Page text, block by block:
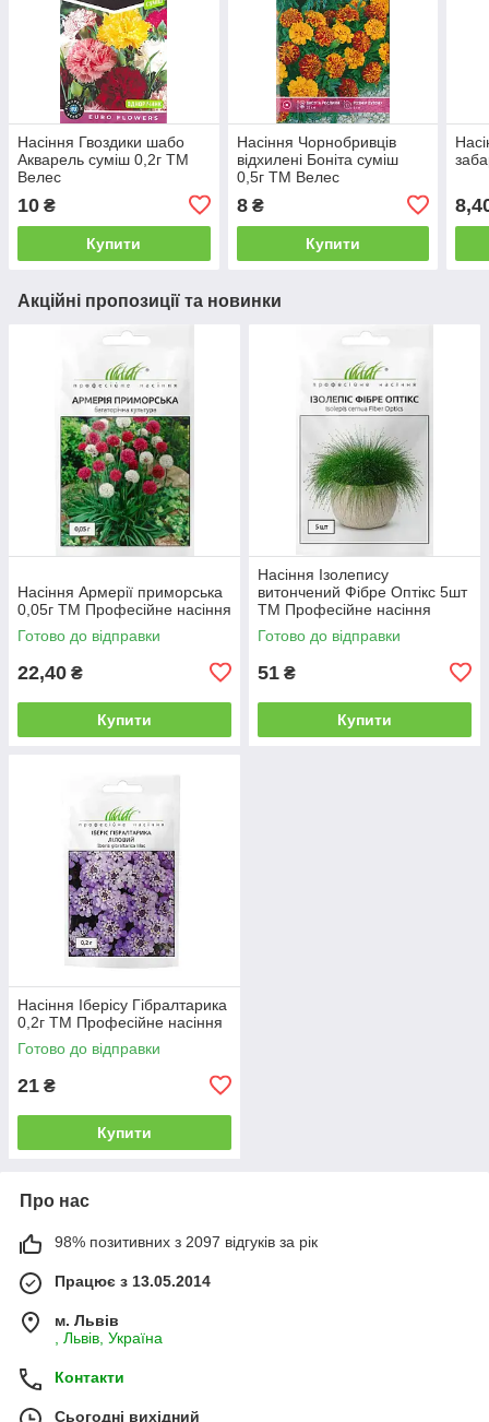
Насіння Гвоздики шабо
Акварель суміш 0,2г ТМ
Велес
10 ₴
Купити
Насіння Чорнобривців
відхилені Боніта суміш
0,5г ТМ Велес
8₴
Купити
Акційні пропозиції та новинки
Насіння Армерії приморська
0,05г ТМ Професійне насіння
Готово до відправки
22,40 ₴
Купити
Насіння Ізолепису
витончений Фібре Оптікс 5шт
ТМ Професійне насіння
Готово до відправки
51 ₴
Купити
Насіння Іберісу Гібралтарика
0,2г ТМ Професійне насіння
Готово до відправки
21 ₴
Купити
Про нас
98% позитивних з 2097 відгуків за рік
Працює з 13.05.2014
м. Львів
, Львів, Україна
Контакти
Сьогодні вихідний